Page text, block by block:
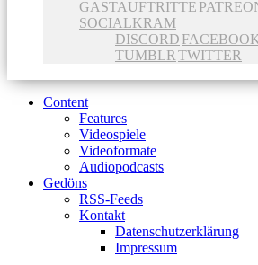
GASTAUFTRITTE
SOCIALKRAM
DISCORD FACEBOOK
TUMBLR TWITTER
Content
Features
Videospiele
Videoformate
Audiopodcasts
Gedöns
RSS-Feeds
Kontakt
Datenschutzerklärung
Impressum